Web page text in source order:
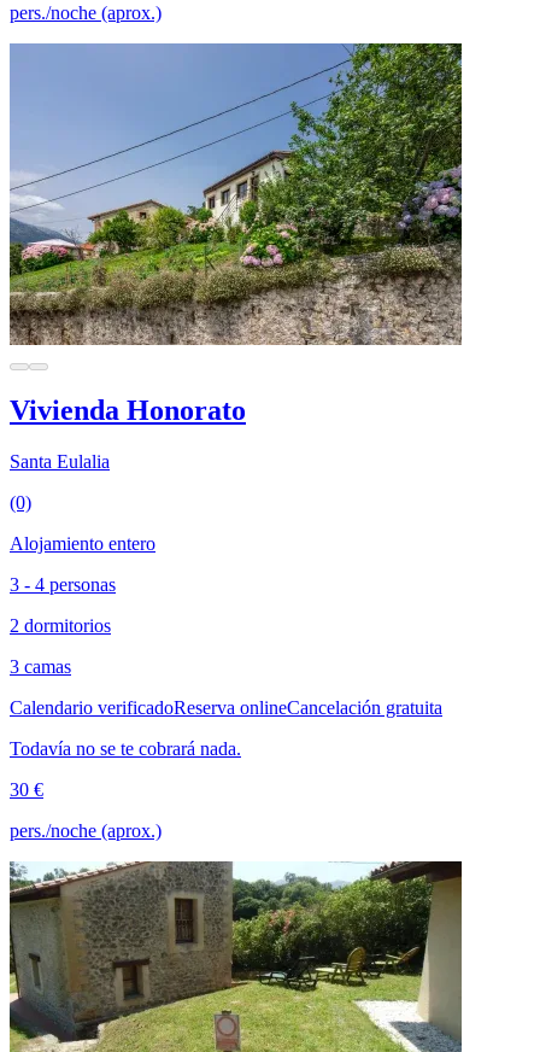
pers./noche (aprox.)
Vivienda Honorato
Santa Eulalia
(0)
Alojamiento entero
3 - 4 personas
2 dormitorios
3 camas
Calendario verificadoReserva onlineCancelación gratuita
Todavía no se te cobrará nada.
30 €
pers./noche (aprox.)